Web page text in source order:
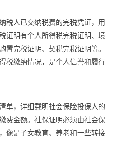
税人已交纳税费的完税凭证，用
证明有个人所得税完税证明、境
置完税证明、契税完税证明等。
税缴纳情况，是个人信誉和履行
单，详细载明社会保险投保人的
费金额。社保证明必须由社会保
像是子女教育、养老和一些转接